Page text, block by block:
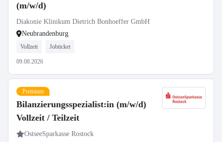
(m/w/d)
Diakonie Klinikum Dietrich Bonhoeffer GmbH
Neubrandenburg
Vollzeit Jobticket
09.08.2026
Premium
Bilanzierungsspezialist:in (m/w/d)
Vollzeit / Teilzeit
OstseeSparkasse Rostock